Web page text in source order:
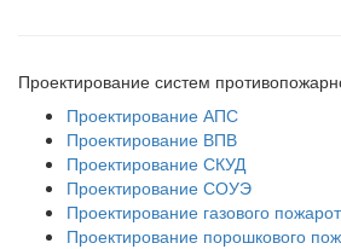
Проектирование систем
Проектирование АПС
Проектирование ВПВ
Проектирование СКУД
Проектирование СОУЭ
Проектирование газового
Проектирование порошкового